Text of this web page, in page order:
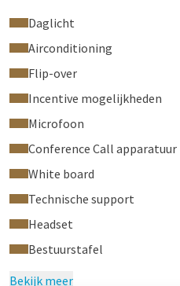
Grote plantenwand en
Rechthoekige houten
Veel natuurlijk daglicht
ZAALUITRUSTING
Brown paper vellen aan
Prikwand voor de wildste
Audiovisuele apparatuur
LIGGING ZAAL
Derde etage
Daglicht
Airconditioning
Flip-over
Incentive mogelijkheden
Microfoon
Conference Call apparatuur
White board
Technische support
Headset
Bestuurstafel
Bekijk meer